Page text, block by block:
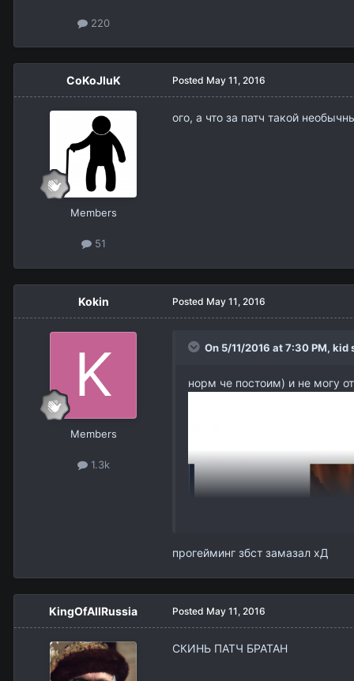
220
CoKoJIuK
Members
51
Posted May 11, 2016
ого, а что за патч такой
Kokin
Members
1.3k
Posted May 11, 2016
On 5/11/2016 at 7:30 PM, kid
норм че постоим) и не могу
прогейминг збст замазал хД
KingOfAllRussia Posted May 11, 2016
СКИНЬ ПАТЧ БРАТАН